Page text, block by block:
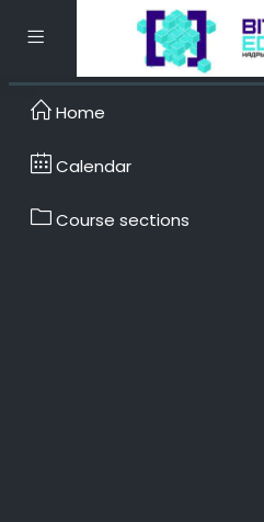
Side panel
Home
Calendar
Course sections